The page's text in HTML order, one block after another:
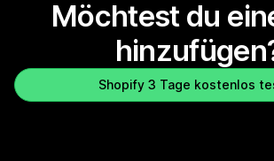
Möchtest du
Shopify 3 Tage kostenlos